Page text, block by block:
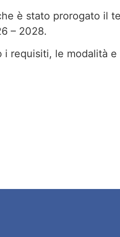
è stato prorogato il
– 2028.
i requisiti, le modalità e